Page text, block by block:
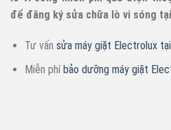
để đăng ký sửa chữa lò vi sóng tạ
Tư vấn sửa máy giặt Electrolux
Miễn phíbảo dưỡng máy giặt